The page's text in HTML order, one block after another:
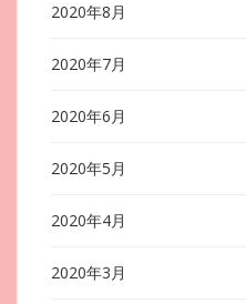
2020年8月
2020年7月
2020年6月
2020年5月
2020年4月
2020年3月